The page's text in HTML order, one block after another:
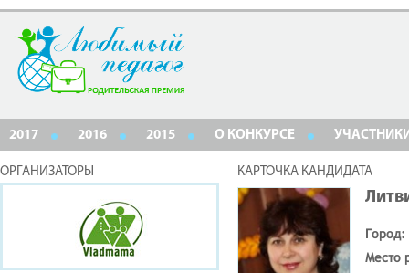
2017 2016 2015 О КОНКУРСЕ
ОРГАНИЗАТОРЫ КАРТОЧКА КАНДИДАТА
Город:
Место